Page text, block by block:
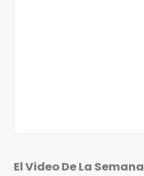
El Video De La Semana